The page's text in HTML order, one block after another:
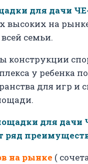
для дачи
высоких на
семьи.
конструкции
у ребенка
для игр и
для дачи
ряд
на рынке (